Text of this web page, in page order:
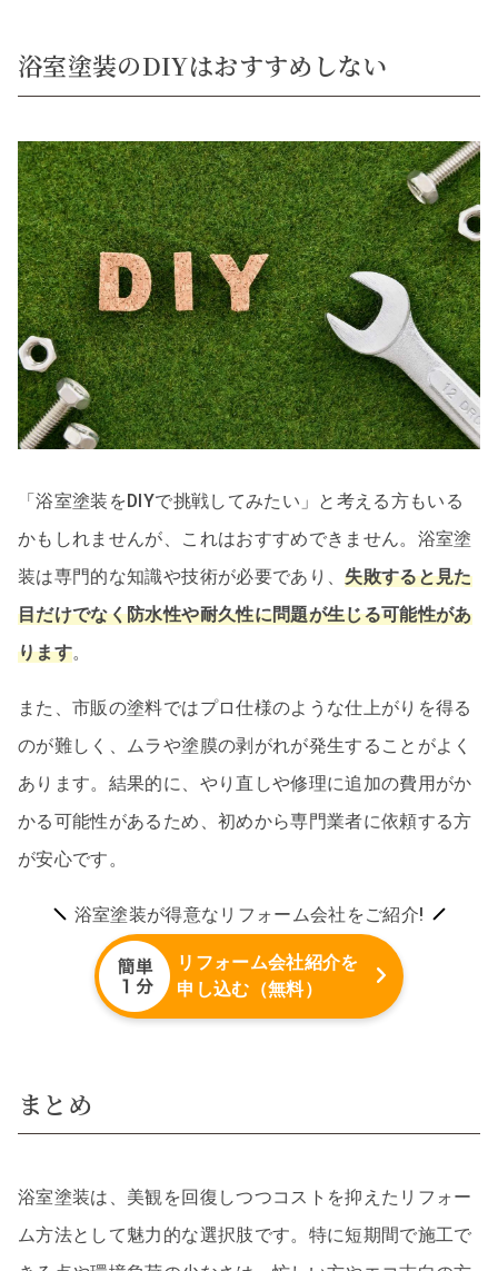
浴室塗装のDIYはおすすめしない
「浴室塗装をDIYで挑戦してみたい」と考える方もいる
かもしれませんが、これはおすすめできません。浴室塗
装は専門的な知識や技術が必要であり、失敗すると見た
目だけでなく防水性や耐久性に問題が生じる可能性があ
ります。
また、市販の塗料ではプロ仕様のような仕上がりを得る
のが難しく、ムラや塗膜の剥がれが発生することがよく
あります。結果的に、やり直しや修理に追加の費用がか
かる可能性があるため、初めから専門業者に依頼する方
が安心です。
浴室塗装が得意なリフォーム会社をご紹介!
リフォーム会社紹介を
申し込む（無料）
まとめ
浴室塗装は、美観を回復しつつコストを抑えたリフォー
ム方法として魅力的な選択肢です。特に短期間で施工で